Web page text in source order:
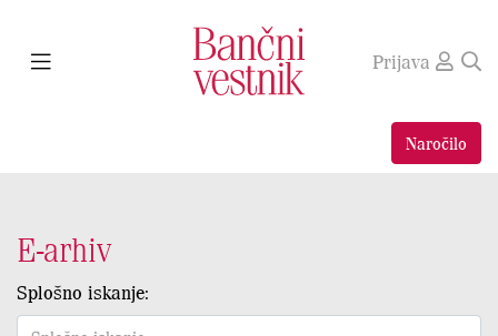
Prijava
Naročilo
E-arhiv
Splošno iskanje: